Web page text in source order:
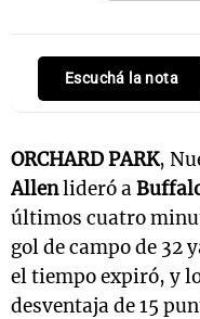
Escuchá la nota
ORCHARD PARK,
Allenlideró a
últimos cuatro
gol de campo de 32
el tiempo expiró, y
desventaja de 15
Notas